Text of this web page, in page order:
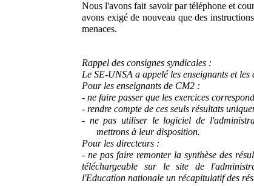
Nous l'avons fait savoir par téléphone et
avons exigé de nouveau que des
menaces.
Rappel des consignes syndicales :
Le SE-UNSA a appelé les enseignants et
Pour les enseignants de CM2 :
- ne faire passer que les exercices
- rendre compte de ces seuls résultats
- ne pas utiliser le logiciel de
mettrons à leur disposition.
Pour les directeurs :
- ne pas faire remonter la synthèse des
téléchargeable sur le site de
l'Education nationale un récapitulatif des